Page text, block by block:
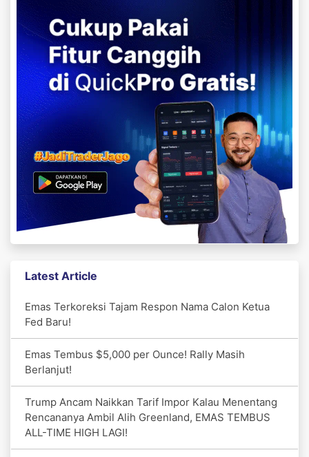
Latest Article
Emas Terkoreksi Tajam Respon Nama Calon Ketua
Fed Baru!
Emas Tembus $5,000 per Ounce! Rally Masih
Berlanjut!
Trump Ancam Naikkan Tarif Impor Kalau Menentang
Rencananya Ambil Alih Greenland, EMAS TEMBUS
ALL-TIME HIGH LAGI!